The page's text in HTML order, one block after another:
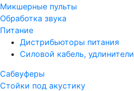
Микшерные пульты
Обработка звука
Питание
Дистрибьюторы питания
Силовой кабель, удлинители
Сабвуферы
Стойки под акустику